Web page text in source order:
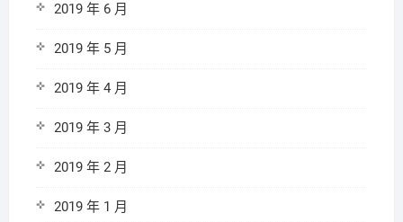
2019 年 6 月
2019 年 5 月
2019 年 4 月
2019 年 3 月
2019 年 2 月
2019 年 1 月